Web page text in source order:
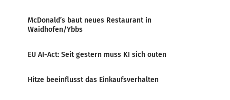
McDonald’s baut neues Restaurant in
Waidhofen/Ybbs
EU AI-Act: Seit gestern muss KI sich outen
Hitze beeinflusst das Einkaufsverhalten